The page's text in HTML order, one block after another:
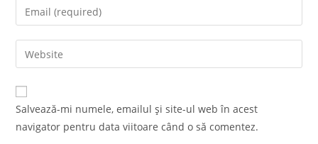
comment
Enter
your
email
address
comment
Enter
your
website
URL
Salvează-mi numele, emailul și site-ul web în acest
navigator pentru data viitoare când o să comentez.